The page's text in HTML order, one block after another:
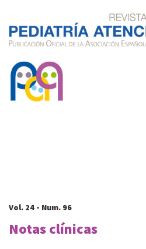
Vol. 24 - Num. 96
Notas clínicas